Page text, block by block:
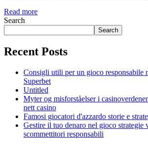
Read more
Search
Search
Recent Posts
Consigli utili per un gioco responsabile
Superbet
Untitled
Myter og misforståelser i
nett casino
Famosi giocatori d'azzardo storie e
Gestire il tuo denaro nel gioco strategie
scommettitori responsabili